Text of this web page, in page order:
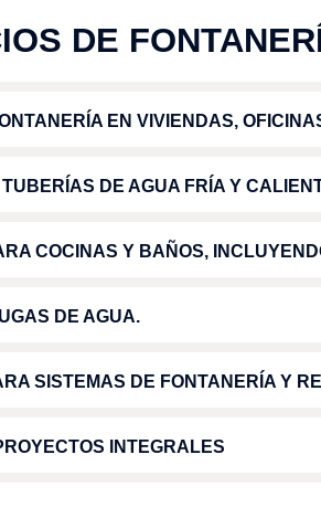
DE
EN VIVIENDAS,
DE AGUA FRÍA Y
COCINAS Y BAÑOS,
DE AGUA.
SISTEMAS DE FONTANERÍA Y
INTEGRALES